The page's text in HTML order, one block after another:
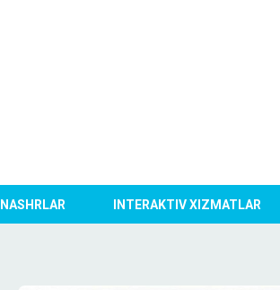
NASHRLAR INTERAKTIV XIZMATLAR